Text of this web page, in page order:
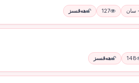
127 ھەقسىز
148 ھەقسىز